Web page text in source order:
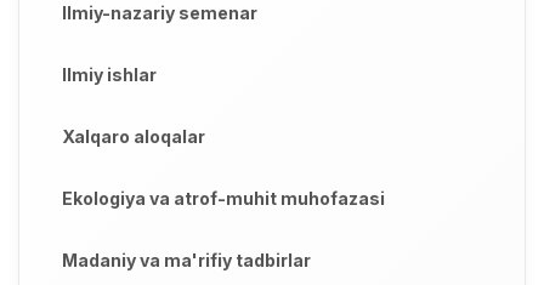
Ilmiy-nazariy semenar
Ilmiy ishlar
Xalqaro aloqalar
Ekologiya va atrof-muhit muhofazasi
Madaniy va ma'rifiy tadbirlar